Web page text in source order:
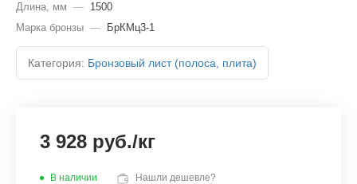
Длина, мм — 1500
Марка бронзы — БрКМц3-1
Категория: Бронзовый лист (полоса, плита)
3 928 руб./кг
В наличии Нашли дешевле?